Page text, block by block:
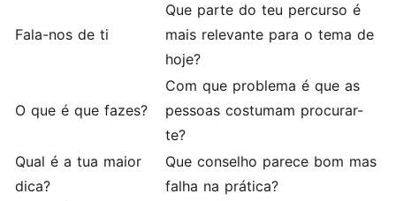
Fala-nos de ti
Que parte do teu percurso é
mais relevante para o tema de
hoje?
O que é que fazes?
Com que problema é que as
pessoas costumam procurar-
te?
Qual é a tua maior
dica?
Que conselho parece bom mas
falha na prática?